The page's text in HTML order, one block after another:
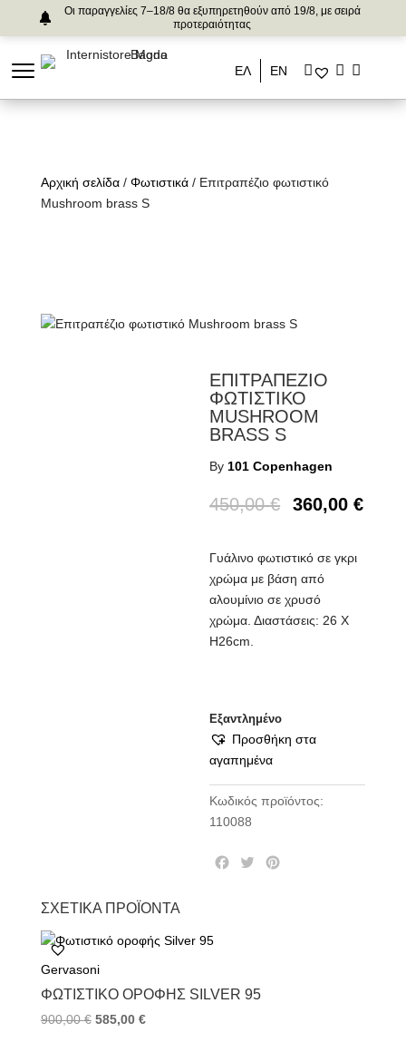
Οι παραγγελίες 7–18/8 θα εξυπηρετηθούν από 19/8, με σειρά
προτεραιότητας
ΕΛ ΕΝ
Αρχική σελίδα/ Φωτιστικά/ Επιτραπέζιο φωτιστικό
Mushroom brass S
ΕΠΙΤΡΑΠΕΖΙΟ
ΦΩΤΙΣΤΙΚΟ
MUSHROOM
BRASS S
By 101 Copenhagen
450,00€ 360,00€
Γυάλινο φωτιστικό σε γκρι
χρώμα με βάση από
αλουμίνιο σε χρυσό
χρώμα. Διαστάσεις: 26 Χ
Η26cm.
Εξαντλημένο
Προσθήκη στα
αγαπημένα
Κωδικός προϊόντος:
110088
k
T
ΣΧΕΤΙΚΆ ΠΡΟΪΌΝΤΑ
Gervasoni
ΦΩΤΙΣΤΙΚΌ ΟΡΟΦΉΣ SILVER 95
900,00€ 585,00 €